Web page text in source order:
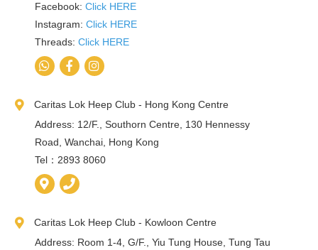
Facebook: Click HERE
Instagram: Click HERE
Threads: Click HERE
Caritas Lok Heep Club - Hong Kong Centre
Address: 12/F., Southorn Centre, 130 Hennessy
Road, Wanchai, Hong Kong
Tel：2893 8060
Caritas Lok Heep Club - Kowloon Centre
Address: Room 1-4, G/F., Yiu Tung House, Tung Tau